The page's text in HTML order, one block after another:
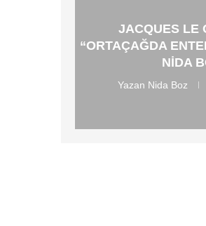
JACQUES LE
“ORTAÇAĞDA
NIDA
Yazan Nida Boz